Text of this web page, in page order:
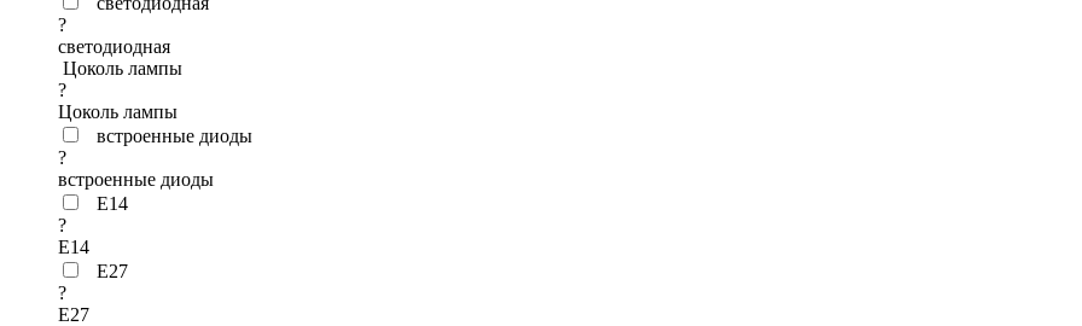
?
светодиодная
Цоколь лампы
?
Цоколь лампы
встроенные диоды
?
встроенные диоды
E14
?
E14
E27
?
E27